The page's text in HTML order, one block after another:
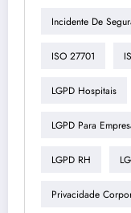
Incidente De
ISO 27701
LGPD Hospitais
LGPD Para
LGPD RH
Privacidade